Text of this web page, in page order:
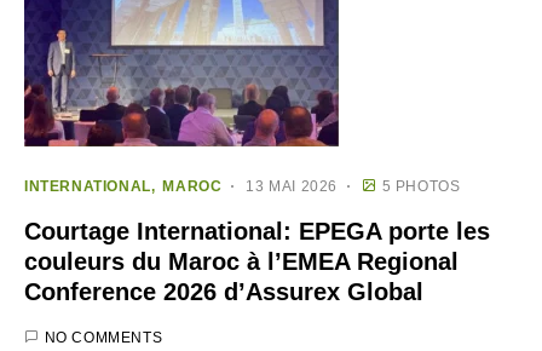
INTERNATIONAL MAROC 13 MAI 2026 5 PHOTOS
Courtage International: EPEGA porte les
couleurs du Maroc à l’EMEA Regional
Conference 2026 d’Assurex Global
NO COMMENTS